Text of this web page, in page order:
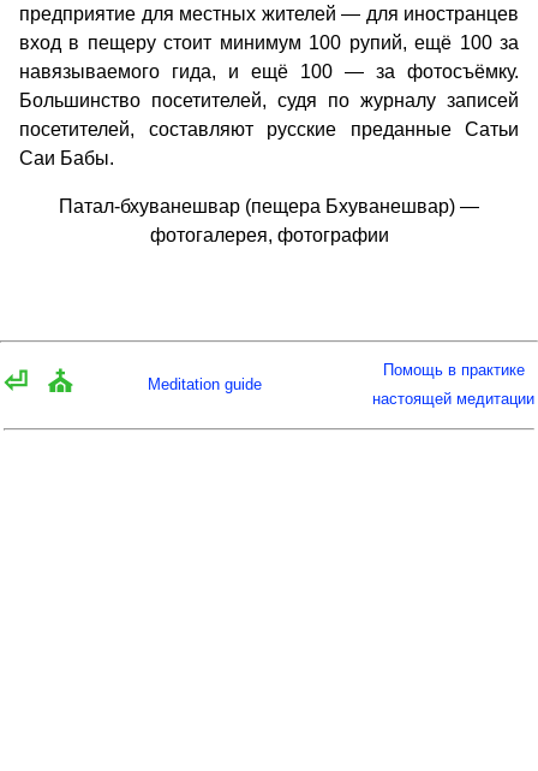
предприятие для местных жителей — для иностранцев
вход в пещеру стоит минимум 100 рупий, ещё 100 за
навязываемого гида, и ещё 100 — за фотосъёмку.
Большинство посетителей, судя по журналу записей
посетителей, составляют русские преданные Сатьи
Саи Бабы.
Патал-бхуванешвар (пещера Бхуванешвар) —
фотогалерея, фотографии
⏎ ⛪ Meditation guide
Помощь в практике
настоящей медитации